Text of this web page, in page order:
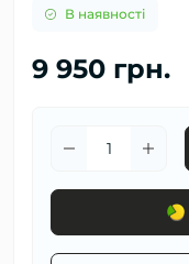
В наявності
9 950 грн.